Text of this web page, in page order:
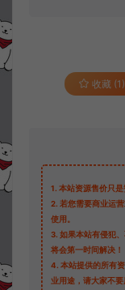
收藏 (1)
1. 本站资源售价只是
2. 若您需要商业运
使用。
3. 如果本站有侵犯
将会第一时间解决！
4. 本站提供的所有
业用途，请大家不要